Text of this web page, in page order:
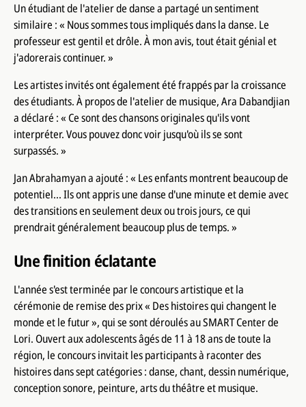
Un étudiant de l'atelier de danse a partagé un sentiment
similaire : « Nous sommes tous impliqués dans la danse. Le
professeur est gentil et drôle. À mon avis, tout était génial et
j'adorerais continuer. »
Les artistes invités ont également été frappés par la croissance
des étudiants. À propos de l'atelier de musique, Ara Dabandjian
a déclaré : « Ce sont des chansons originales qu'ils vont
interpréter. Vous pouvez donc voir jusqu'où ils se sont
surpassés. »
Jan Abrahamyan a ajouté : « Les enfants montrent beaucoup de
potentiel... Ils ont appris une danse d'une minute et demie avec
des transitions en seulement deux ou trois jours, ce qui
prendrait généralement beaucoup plus de temps. »
Une finition éclatante
L'année s'est terminée par le concours artistique et la
cérémonie de remise des prix « Des histoires qui changent le
monde et le futur », qui se sont déroulés au SMART Center de
Lori. Ouvert aux adolescents âgés de 11 à 18 ans de toute la
région, le concours invitait les participants à raconter des
histoires dans sept catégories : danse, chant, dessin numérique,
conception sonore, peinture, arts du théâtre et musique.